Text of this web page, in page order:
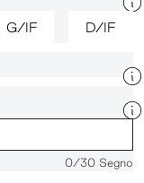
G/IF D/IF
0/30 Segno